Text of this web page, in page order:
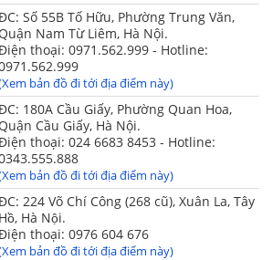
kế sang trọng đẳng cấp
sản phẩm Chăn ga gối đệm
Số 55B Tố Hữu, Phường Trung Văn,
Quận Nam Từ Liêm, Hà Nội.
thoại: 0971.562.999 - Hotline:
bản đồ đi tới địa điểm này)
180A Cầu Giấy, Phường Quan Hoa,
Quận Cầu Giấy, Hà Nội.
thoại: 024 6683 8453 - Hotline:
bản đồ đi tới địa điểm này)
224 Võ Chí Công (268 cũ), Xuân La, Tây
Hồ, Hà Nội.
thoại: 0976 604 676
bản đồ đi tới địa điểm này)